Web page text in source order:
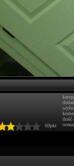
69pkt
ilość
ocena